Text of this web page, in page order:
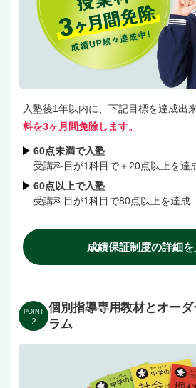
入塾後1年以内に、下記目標を達成出
料を3ヶ月間免除します。
60点未満で入塾
受講科目が1科目で＋20点以上を達
60点以上で入塾
受講科目が1科目で80点以上を達成
成績保証制度の詳細を
POINT
2
個別指導専用教材とオー
ラム